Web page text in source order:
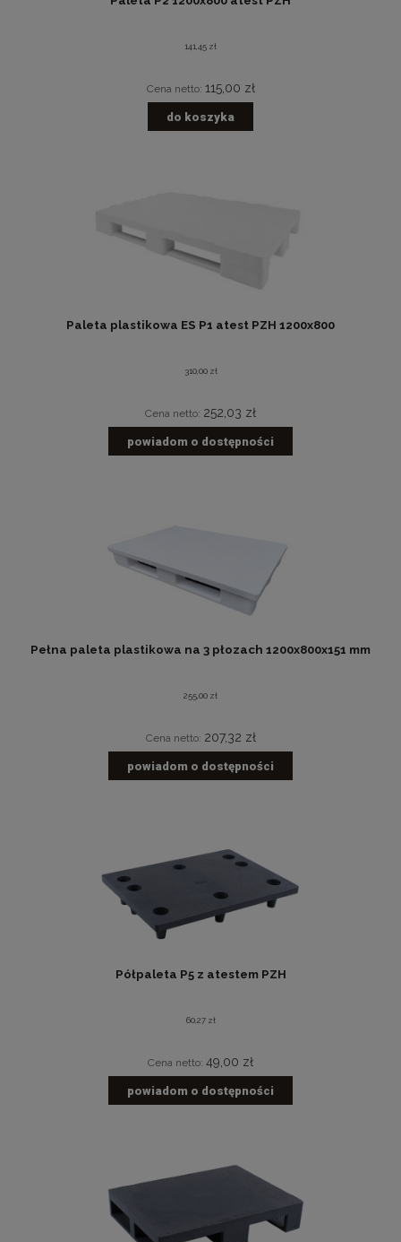
141,45 zł
Cena netto: 115,00 zł
do koszyka
Paleta plastikowa ES P1 atest PZH 1200x800
310,00 zł
Cena netto: 252,03 zł
powiadom o dostępności
Pełna paleta plastikowa na 3 płozach 1200x800x151 mm
255,00 zł
Cena netto: 207,32 zł
powiadom o dostępności
Półpaleta P5 z atestem PZH
60,27 zł
Cena netto: 49,00 zł
powiadom o dostępności